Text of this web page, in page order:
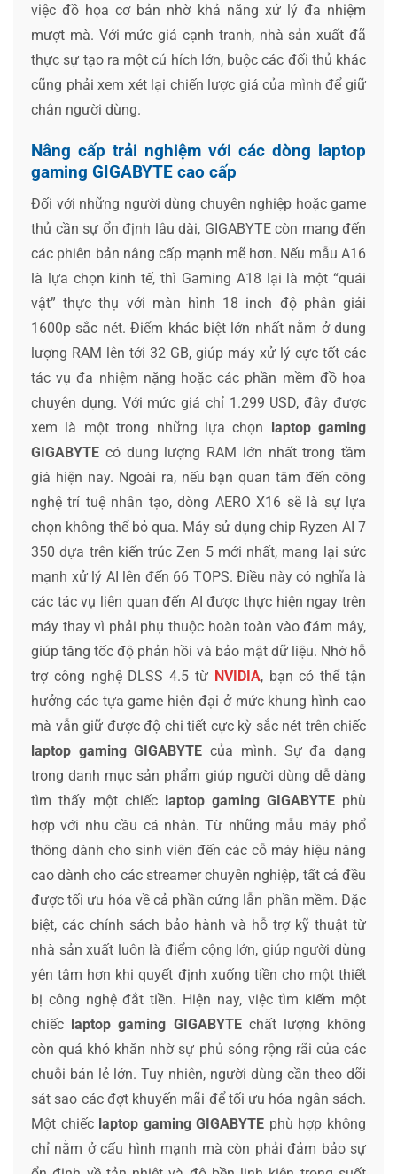
việc đồ họa cơ bản nhờ khả năng xử lý đa nhiệm
mượt mà. Với mức giá cạnh tranh, nhà sản xuất đã
thực sự tạo ra một cú hích lớn, buộc các đối thủ khác
cũng phải xem xét lại chiến lược giá của mình để giữ
chân người dùng.
Nâng cấp trải nghiệm với các dòng laptop
gaming GIGABYTE cao cấp
Đối với những người dùng chuyên nghiệp hoặc game
thủ cần sự ổn định lâu dài, GIGABYTE còn mang đến
các phiên bản nâng cấp mạnh mẽ hơn. Nếu mẫu A16
là lựa chọn kinh tế, thì Gaming A18 lại là một “quái
vật” thực thụ với màn hình 18 inch độ phân giải
1600p sắc nét. Điểm khác biệt lớn nhất nằm ở dung
lượng RAM lên tới 32 GB, giúp máy xử lý cực tốt các
tác vụ đa nhiệm nặng hoặc các phần mềm đồ họa
chuyên dụng. Với mức giá chỉ 1.299 USD, đây được
xem là một trong những lựa chọn laptop gaming
GIGABYTE có dung lượng RAM lớn nhất trong tầm
giá hiện nay. Ngoài ra, nếu bạn quan tâm đến công
nghệ trí tuệ nhân tạo, dòng AERO X16 sẽ là sự lựa
chọn không thể bỏ qua. Máy sử dụng chip Ryzen AI 7
350 dựa trên kiến trúc Zen 5 mới nhất, mang lại sức
mạnh xử lý AI lên đến 66 TOPS. Điều này có nghĩa là
các tác vụ liên quan đến AI được thực hiện ngay trên
máy thay vì phải phụ thuộc hoàn toàn vào đám mây,
giúp tăng tốc độ phản hồi và bảo mật dữ liệu. Nhờ hỗ
trợ công nghệ DLSS 4.5 từ NVIDIA, bạn có thể tận
hưởng các tựa game hiện đại ở mức khung hình cao
mà vẫn giữ được độ chi tiết cực kỳ sắc nét trên chiếc
laptop gaming GIGABYTE của mình. Sự đa dạng
trong danh mục sản phẩm giúp người dùng dễ dàng
tìm thấy một chiếc laptop gaming GIGABYTE phù
hợp với nhu cầu cá nhân. Từ những mẫu máy phổ
thông dành cho sinh viên đến các cỗ máy hiệu năng
cao dành cho các streamer chuyên nghiệp, tất cả đều
được tối ưu hóa về cả phần cứng lẫn phần mềm. Đặc
biệt, các chính sách bảo hành và hỗ trợ kỹ thuật từ
nhà sản xuất luôn là điểm cộng lớn, giúp người dùng
yên tâm hơn khi quyết định xuống tiền cho một thiết
bị công nghệ đắt tiền. Hiện nay, việc tìm kiếm một
chiếc laptop gaming GIGABYTEchất lượng không
còn quá khó khăn nhờ sự phủ sóng rộng rãi của các
chuỗi bán lẻ lớn. Tuy nhiên, người dùng cần theo dõi
sát sao các đợt khuyến mãi để tối ưu hóa ngân sách.
Một chiếc laptop gaming GIGABYTE phù hợp không
chỉ nằm ở cấu hình mạnh mà còn phải đảm bảo sự